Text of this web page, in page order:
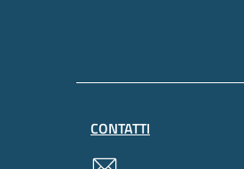
CONTATTI